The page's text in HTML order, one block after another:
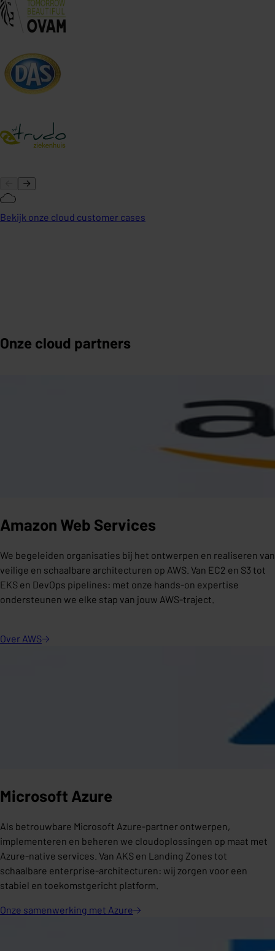
Bekijk onze cloud customer cases
Onze cloud partners
Amazon Web Services
We begeleiden organisaties bij het ontwerpen en realiseren van
veilige en schaalbare architecturen op AWS. Van EC2 en S3 tot
EKS en DevOps pipelines: met onze hands-on expertise
ondersteunen we elke stap van jouw AWS-traject.
Over AWS
Microsoft Azure
Als betrouwbare Microsoft Azure-partner ontwerpen,
implementeren en beheren we cloudoplossingen op maat met
Azure-native services. Van AKS en Landing Zones tot
schaalbare enterprise-architecturen: wij zorgen voor een
stabiel en toekomstgericht platform.
Onze samenwerking met Azure